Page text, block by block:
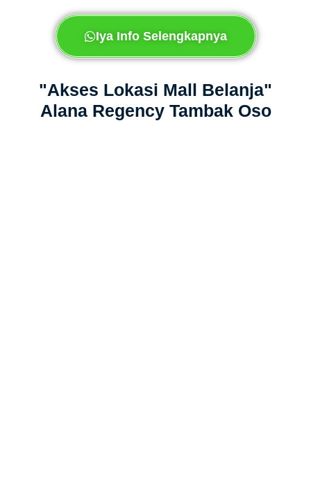
Iya Info Selengkapnya
"Akses Lokasi Mall Belanja"
Alana Regency Tambak Oso